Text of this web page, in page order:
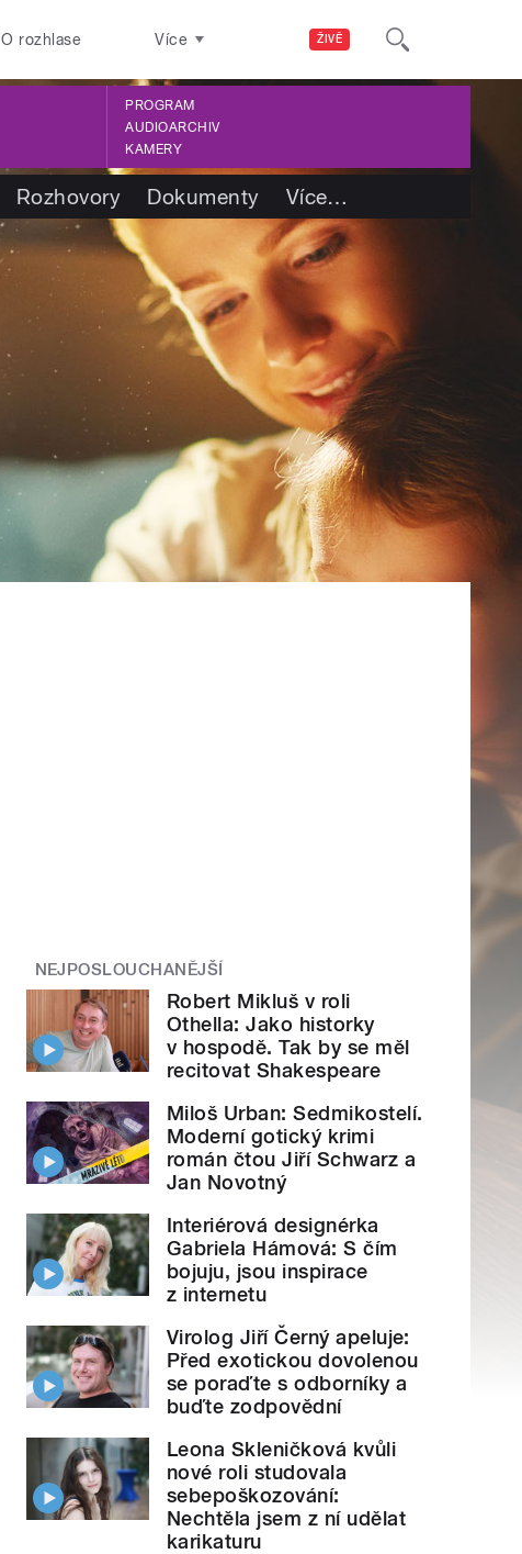
ŽIVĚ
O rozhlase Více
PROGRAM
AUDIOARCHIV
KAMERY
Rozhovory Dokumenty Více…
NEJPOSLOUCHANĚJŠÍ
Robert Mikluš v roli
Othella: Jako historky
v hospodě. Tak by se měl
recitovat Shakespeare
Miloš Urban: Sedmikostelí.
Moderní gotický krimi
román čtou Jiří Schwarz a
Jan Novotný
Interiérová designérka
Gabriela Hámová: S čím
bojuju, jsou inspirace
z internetu
Virolog Jiří Černý apeluje:
Před exotickou dovolenou
se poraďte s odborníky a
buďte zodpovědní
Leona Skleničková kvůli
nové roli studovala
sebepoškozování:
Nechtěla jsem z ní udělat
karikaturu